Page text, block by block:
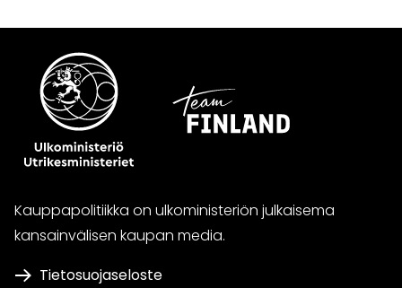
Kauppapolitiikka on ulkoministeriön julkaisema
kansainvälisen kaupan media.
Tietosuojaseloste